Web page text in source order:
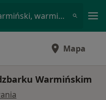
Pediatra • Lidzbark Warmiński, warmińsko-mazurskie
Mapa
Warmińskim